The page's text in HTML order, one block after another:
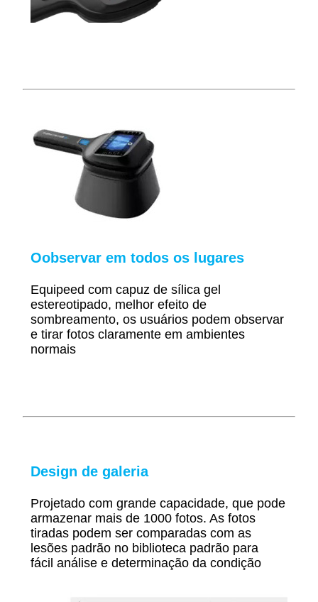
Oobservar em todos os lugares
Equipeed com capuz de sílica gel
estereotipado, melhor efeito de
sombreamento, os usuários podem observar
e tirar fotos claramente em ambientes
normais
Design de galeria
Projetado com grande capacidade, que pode
armazenar mais de 1000 fotos. As fotos
tiradas podem ser comparadas com as
lesões padrão no biblioteca padrão para
fácil análise e determinação da condição